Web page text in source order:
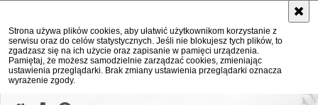
Strona używa plików cookies, aby ułatwić użytkownikom korzystanie z
serwisu oraz do celów statystycznych. Jeśli nie blokujesz tych plików, to
zgadzasz się na ich użycie oraz zapisanie w pamięci urządzenia.
Pamiętaj, że możesz samodzielnie zarządzać cookies, zmieniając
ustawienia przeglądarki. Brak zmiany ustawienia przeglądarki oznacza
wyrażenie zgody.